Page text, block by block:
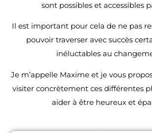
sont possibles et accessibles
Il est important pour cela de ne pas
pouvoir traverser avec succès
inéluctables au
Je m’appelle Maxime et je vous
visiter concrètement ces différentes
aider à être heureux et